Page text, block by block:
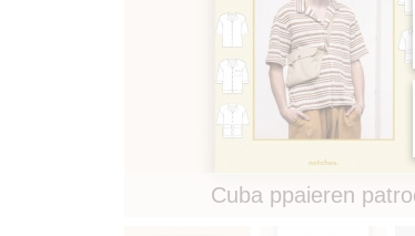
Cuba ppaieren